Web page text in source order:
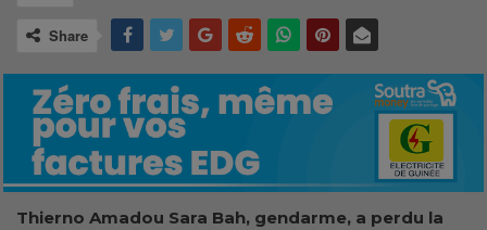
Share
Thierno Amadou Sara Bah, gendarme, a perdu la